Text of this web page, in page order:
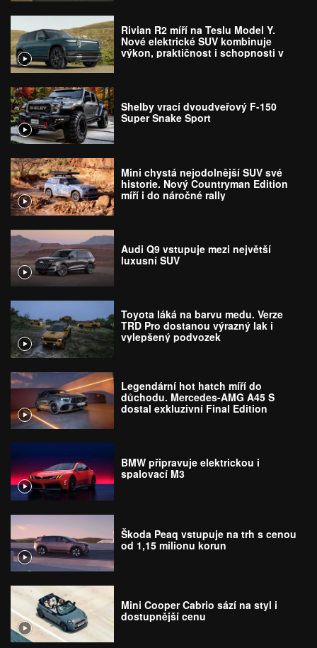
Rivian R2 míří na Teslu Model Y.
Nové elektrické SUV kombinuje
výkon, praktičnost i schopnosti v
Shelby vrací dvoudveřový F-150
Super Snake Sport
Mini chystá nejodolnější SUV své
historie. Nový Countryman Edition
míří i do náročné rally
Audi Q9 vstupuje mezi největší
luxusní SUV
Toyota láká na barvu medu. Verze
TRD Pro dostanou výrazný lak i
vylepšený podvozek
Legendární hot hatch míří do
důchodu. Mercedes-AMG A45 S
dostal exkluzivní Final Edition
BMW připravuje elektrickou i
spalovací M3
Škoda Peaq vstupuje na trh s cenou
od 1,15 milionu korun
Mini Cooper Cabrio sází na styl i
dostupnější cenu